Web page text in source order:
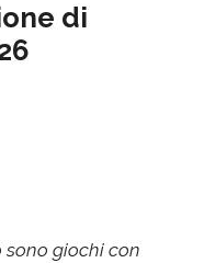
di
sono giochi con